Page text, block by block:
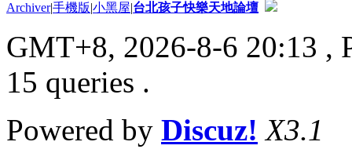
Archiver|手機版|小黑屋|台北孩子快樂天地論壇
GMT+8, 2026-8-6 20:13 ,
15 queries .
Powered by Discuz! X3.1